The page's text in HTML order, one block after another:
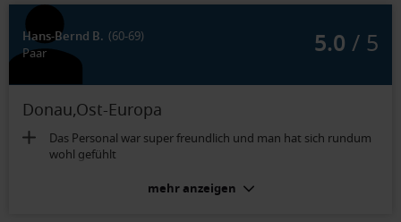
Hans-Bernd B. (60-69)
Paar
5.0 / 5
Donau,Ost-Europa
Das Personal war super freundlich und man hat sich rundum
wohl gefühlt
mehr anzeigen